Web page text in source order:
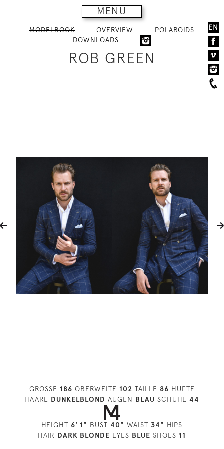
MENU
EN
MODELBOOK OVERVIEW
POLAROIDS
DOWNLOADS
ROB GREEN
GRÖSSE 186 OBERWEITE 102 TAILLE 86 HÜFTE
HAARE DUNKELBLOND AUGEN BLAU SCHUHE 44
HEIGHT 6' 1" BUST 40" WAIST 34" HIPS
HAIR DARK BLONDE EYES BLUE SHOES 11